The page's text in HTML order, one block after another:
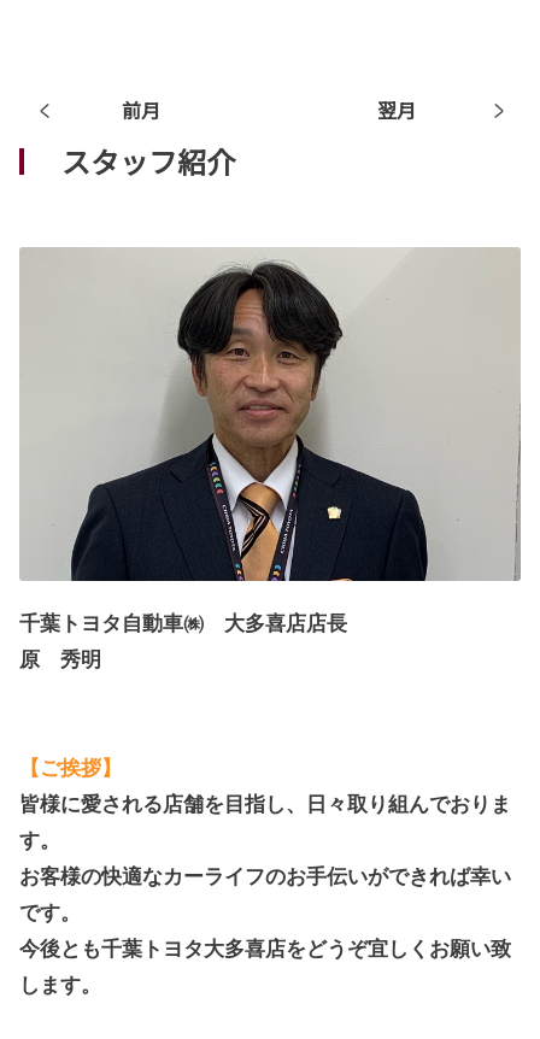
前月 翌月
スタッフ紹介
千葉トヨタ自動車㈱ 大多喜店店長
原 秀明
【ご挨拶】
皆様に愛される店舗を目指し、日々取り組んでおりま
す。
お客様の快適なカーライフのお手伝いができれば幸い
です。
今後とも千葉トヨタ大多喜店をどうぞ宜しくお願い致
します。